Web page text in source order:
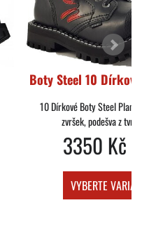
Boty Steel 10
10 Dírkové Boty Steel
zvršek, podešva z
3350 Kč
VYBERTE